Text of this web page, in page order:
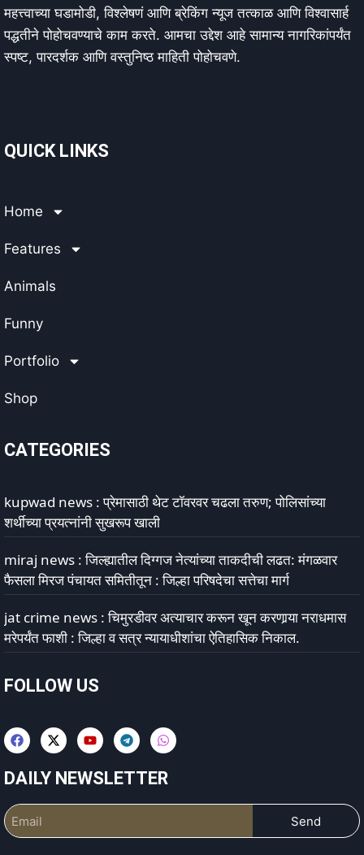
महत्त्वाच्या घडामोडी, विश्लेषणं आणि ब्रेकिंग न्यूज तत्काळ आणि विश्वासार्ह
पद्धतीने पोहोचवण्याचे काम करते. आमचा उद्देश आहे सामान्य नागरिकांपर्यंत
स्पष्ट, पारदर्शक आणि वस्तुनिष्ठ माहिती पोहोचवणे.
QUICK LINKS
Home
Features
Animals
Funny
Portfolio
Shop
CATEGORIES
kupwad news : प्रेमासाठी थेट टॉवरवर चढला तरुण; पोलिसांच्या
शर्थीच्या प्रयत्नांनी सुखरूप खाली
miraj news : जिल्ह्यातील दिग्गज नेत्यांच्या ताकदीची लढत: मंगळवार
फैसला मिरज पंचायत समितीतून : जिल्हा परिषदेचा सत्तेचा मार्ग
jat crime news : चिमुरडीवर अत्याचार करून खून करणार्‍या नराधमास
मरेपर्यंत फाशी : जिल्हा व सत्र न्यायाधीशांचा ऐतिहासिक निकाल.
FOLLOW US
DAILY NEWSLETTER
Send